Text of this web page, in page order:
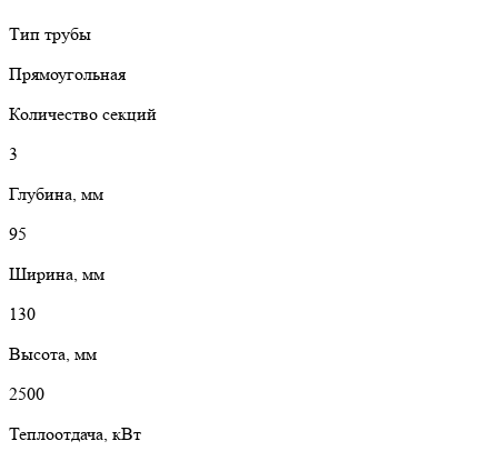
Тип трубы
Прямоугольная
Количество секций
3
Глубина, мм
95
Ширина, мм
130
Высота, мм
2500
Теплоотдача, кВт